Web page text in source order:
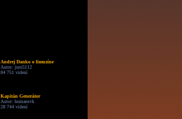
Andrej Danko o limuzíne
Autor: juro5112
84 751 videní
Kapitán Generátor
Autor: humansvk
28 744 videní